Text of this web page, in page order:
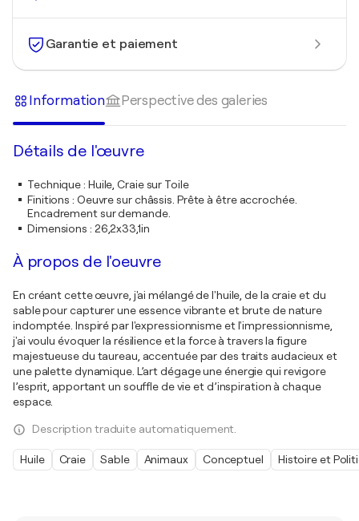
Garantie et paiement
Information Perspective des galeries
Détails de l'œuvre
Technique: Huile, Craie sur Toile
Finitions : Oeuvre sur châssis. Prête à être accrochée.
Encadrement sur demande.
Dimensions : 26,2x33,1in
À propos de l'oeuvre
En créant cette œuvre, j'ai mélangé de l'huile, de la craie et du
sable pour capturer une essence vibrante et brute de nature
indomptée. Inspiré par l'expressionnisme et l'impressionnisme,
j'ai voulu évoquer la résilience et la force à travers la figure
majestueuse du taureau, accentuée par des traits audacieux et
une palette dynamique. L’art dégage une énergie qui revigore
l’esprit, apportant un souffle de vie et d’inspiration à chaque
espace.
Description traduite automatiquement.
Huile Craie Sable Animaux Conceptuel Histoire et